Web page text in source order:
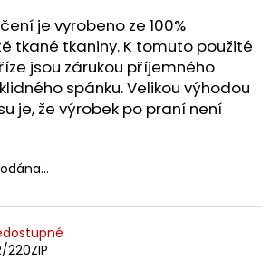
je vyrobeno ze 100%
tkané tkaniny. K tomuto použité
jsou zárukou příjemného
spánku. Velikou výhodou
je, že výrobek po praní není
220ZIP
HLEDAT